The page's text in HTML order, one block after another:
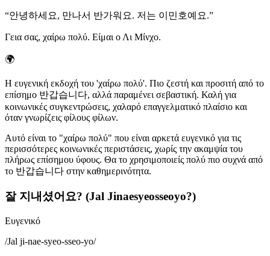
“안녕하세요, 만나서 반가워요. 저는 이민호예요.”
Γεια σας, χαίρω πολύ. Είμαι ο Λι Μίνχο.
🌍
Η ευγενική εκδοχή του 'χαίρω πολύ'. Πιο ζεστή και προσιτή από το
επίσημο 반갑습니다, αλλά παραμένει σεβαστική. Καλή για
κοινωνικές συγκεντρώσεις, χαλαρό επαγγελματικό πλαίσιο και
όταν γνωρίζεις φίλους φίλων.
Αυτό είναι το "χαίρω πολύ" που είναι αρκετά ευγενικό για τις
περισσότερες κοινωνικές περιστάσεις, χωρίς την ακαμψία του
πλήρως επίσημου ύφους. Θα το χρησιμοποιείς πολύ πιο συχνά από
το 반갑습니다 στην καθημερινότητα.
잘 지내셨어요? (Jal Jinaesyeosseoyo?)
Ευγενικό
/Jal ji-nae-syeo-sseo-yo/